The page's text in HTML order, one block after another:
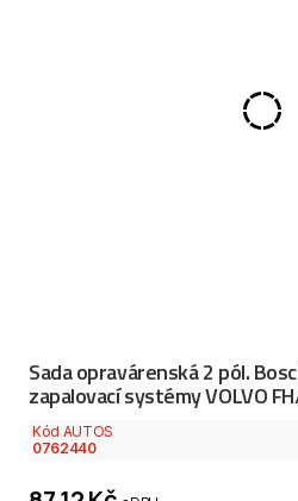
Sada opravárenská 2 pól.
zapalovací systémy VOLVO
Kód AUTOS
0762440